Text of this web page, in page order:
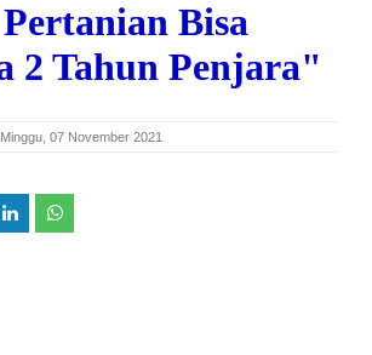
Bisa
2 Tahun Penjara"
Minggu, 07 November 2021